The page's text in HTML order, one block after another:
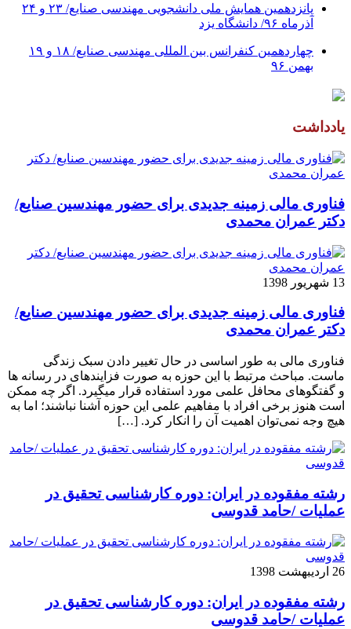
پانزدهمین همایش ملی دانشجویی مهندسی صنایع/ ۲۳ و ۲۴
آذرماه ۹۶/ دانشگاه یزد
چهاردهمین کنفرانس بین المللی مهندسی صنایع/ ۱۸ و ۱۹
بهمن ۹۶
یادداشت
فناوری مالی زمینه جدیدی برای حضور مهندسین صنایع/
دکتر عمران محمدی
13 شهریور 1398
فناوری مالی زمینه جدیدی برای حضور مهندسین صنایع/
دکتر عمران محمدی
فناوری مالی به طور اساسی در حال تغییر دادن سبک زندگی
ماست. مباحث مرتبط با این حوزه به صورت فزاینده­ای در رسانه­ ها
و گفتگوهای محافل علمی مورد استفاده قرار می­گیرد. اگر چه ممکن
است هنوز برخی افراد با مفاهیم علمی این حوزه آشنا نباشند؛ اما به
هیچ وجه نمی‌توان اهمیت آن را انکار کرد. […]
رشته مفقوده در ایران: دوره کارشناسی تحقیق در
عملیات /حامد قدوسی
26 اردیبهشت 1398
رشته مفقوده در ایران: دوره کارشناسی تحقیق در
عملیات /حامد قدوسی